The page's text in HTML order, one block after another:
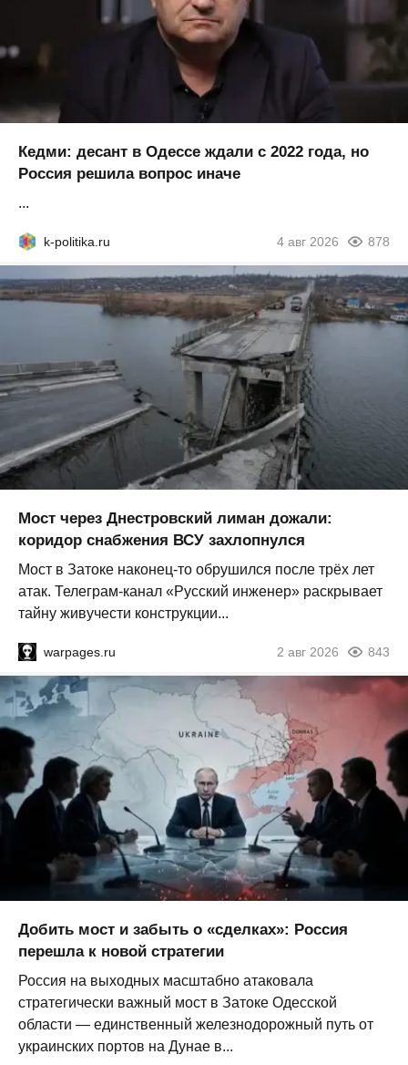
Кедми: десант в Одессе ждали с 2022 года, но
Россия решила вопрос иначе
...
k-politika.ru 4 авг 2026 878
Мост через Днестровский лиман дожали:
коридор снабжения ВСУ захлопнулся
Мост в Затоке наконец-то обрушился после трёх лет
атак. Телеграм-канал «Русский инженер» раскрывает
тайну живучести конструкции...
warpages.ru 2 авг 2026 843
Добить мост и забыть о «сделках»: Россия
перешла к новой стратегии
Россия на выходных масштабно атаковала
стратегически важный мост в Затоке Одесской
области — единственный железнодорожный путь от
украинских портов на Дунае в...